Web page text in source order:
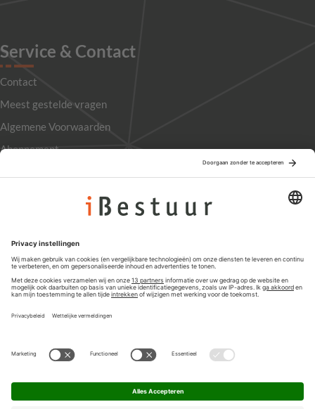
Service & Contact
Contact
Meest gestelde vragen
Algemene Voorwaarden
Abonnement
Privacyinstellingen